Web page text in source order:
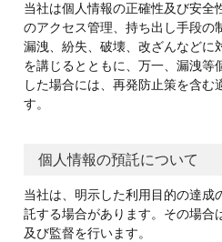
当社は個人情報の正確性及び安全
のアクセス管理、持ち出し手段の
漏洩、紛失、破壊、改ざんなどに
を講じるとともに、万一、漏洩等
した場合には、再発防止策を含む
す。
個人情報の預託について
当社は、明示した利用目的の達成
託する場合があります。その場合
及び監督を行います。